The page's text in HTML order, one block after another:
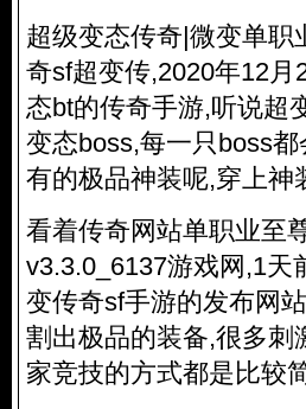
超级变态传奇|微变单职
奇sf超变传,2020年12
态bt的传奇手游,听说超
变态boss,每一只boss
有的极品神装呢,穿上神
看着传奇网站单职业至
v3.3.0_6137游戏网,1
变传奇sf手游的发布网
割出极品的装备,很多刺
家竞技的方式都是比较